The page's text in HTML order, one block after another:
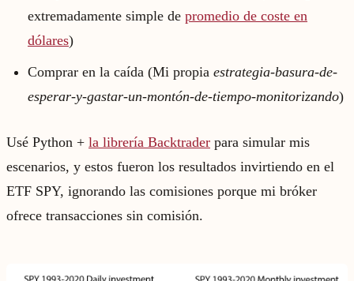
extremadamente simple de promedio de coste en
dólares)
Comprar en la caída (Mi propia estrategia-basura-de-
esperar-y-gastar-un-montón-de-tiempo-monitorizando)
Usé Python + la librería Backtrader para simular mis
escenarios, y estos fueron los resultados invirtiendo en el
ETF SPY, ignorando las comisiones porque mi bróker
ofrece transacciones sin comisión.